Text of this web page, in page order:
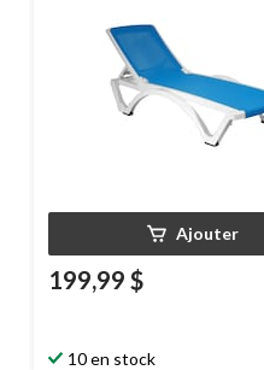
Ajouter
199,99 $
10 en stock